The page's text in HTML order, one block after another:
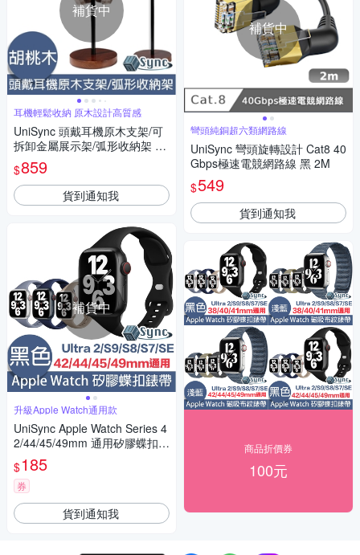
補貨中
耳機輕鬆收納 原木設計高質感
UniSync 頭戴耳機原木支架/可
拆卸金屬展示架/弧形收納架 胡
桃木
$859
貨到通知我
補貨中
升級Apple Watch通用款
UniSync Apple Watch Series 4
2/44/45/49mm 通用矽膠蝶扣錶
帶
$185
券
貨到通知我
補貨中
彎頭純銅超六類網路線
UniSync 彎頭旋轉設計 Cat8 40
Gbps極速電競網路線 黑 2M
$549
貨到通知我
商品折價券
100元